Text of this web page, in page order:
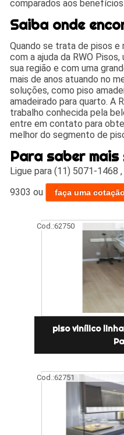
comparados aos
Saiba onde
Quando se trata de pisos
com a ajuda da RWO
sua região e com uma
mais de anos atuando no
soluções, como piso
amadeirado para quarto. A
trabalho conhecida pela
entre em contato para
melhor do segmento de
Para saber
Ligue para(11) 5071-1468
9303 ou faça uma cotação
Cod.:62750
piso vinílico
Cod.:62751